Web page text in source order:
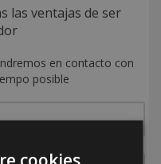
las ventajas de ser
en contacto con
posible